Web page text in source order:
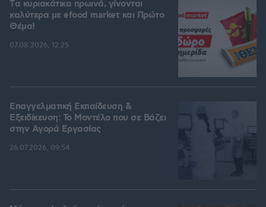
Tα κυριακάτικα πρωινά, γίνονται
καλύτερα με efood market και Πρώτο
Θέμα!
07.08.2026, 12:25
Επαγγελματική Εκπαίδευση &
Εξειδίκευση: Το Mοντέλο που σε Bάζει
στην Aγορά Eργασίας
26.07.2026, 09:54